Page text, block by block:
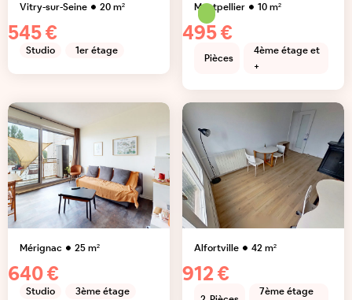
Vitry-sur-Seine 20m²
545 €
Studio 1er étage
Montpellier 10m²
495 €
Pièces
4ème étage et
+
Mérignac 25m²
640 €
Studio 3ème étage
Alfortville 42m²
912 €
7ème étage